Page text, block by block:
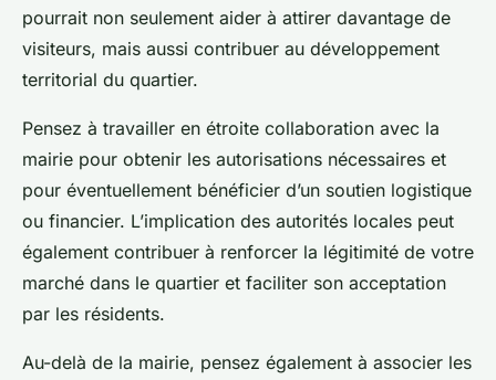
pourrait non seulement aider à attirer davantage de
visiteurs, mais aussi contribuer au développement
territorial du quartier.
Pensez à travailler en étroite collaboration avec la
mairie pour obtenir les autorisations nécessaires et
pour éventuellement bénéficier d’un soutien logistique
ou financier. L’implication des autorités locales peut
également contribuer à renforcer la légitimité de votre
marché dans le quartier et faciliter son acceptation
par les résidents.
Au-delà de la mairie, pensez également à associer les